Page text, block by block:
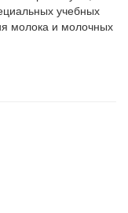
учебных
молока и молочных